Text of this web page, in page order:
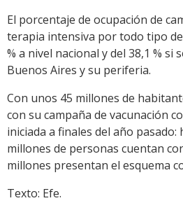
El porcentaje de ocupación de
terapia intensiva por todo tipo
% a nivel nacional y del 38,1 % si
Buenos Aires y su periferia.
Con unos 45 millones de
con su campaña de vacunación
iniciada a finales del año
millones de personas cuentan
millones presentan el esquema
Texto: Efe.